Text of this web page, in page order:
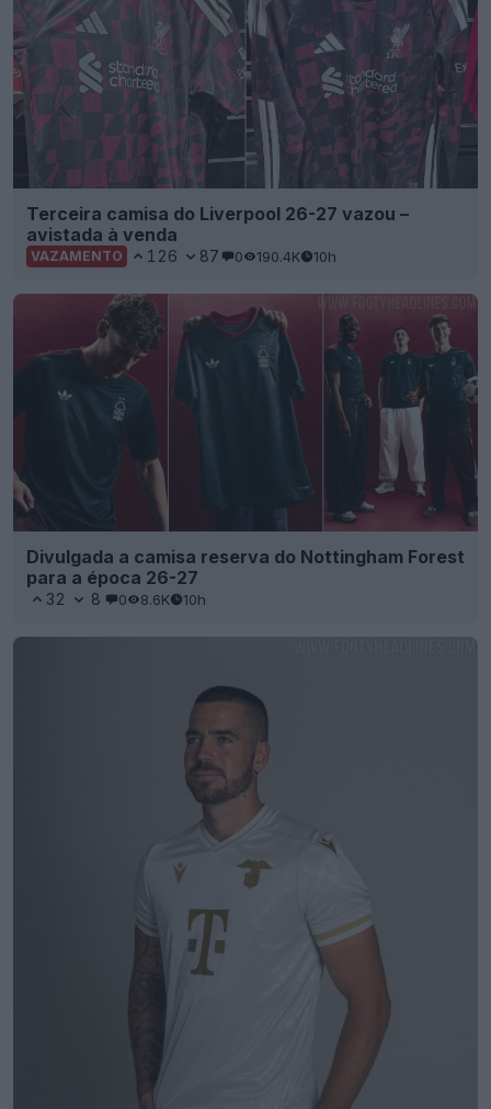
Terceira camisa do Liverpool 26-27 vazou –
avistada à venda
VAZAMENTO 126 87 0 190.4K 10h
Divulgada a camisa reserva do Nottingham Forest
para a época 26-27
32 8 0 8.6K 10h